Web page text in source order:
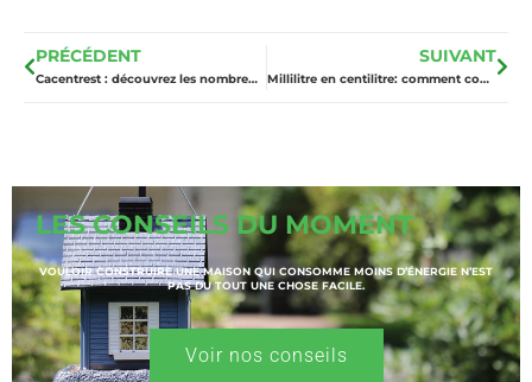
PRÉCÉDENT
Cacentrest : découvrez les nombreuses solutions pour l’acquisition de votre futur bien immobilier
SUIVANT
Millilitre en centilitre: comment convertir rapidement?
LES CONSEILS DU MOMENT
VOULOIR CONSTRUIRE UNE MAISON QUI CONSOMME MOINS D’ÉNERGIE N’EST
PAS DU TOUT UNE CHOSE FACILE.
Voir nos conseils